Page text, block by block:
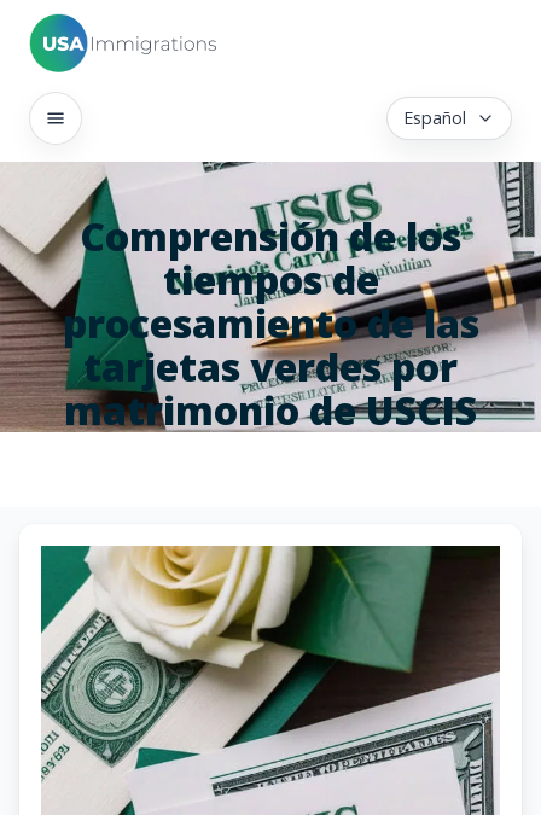
Español
Comprensión de los
tiempos de
procesamiento de las
tarjetas verdes por
matrimonio de USCIS